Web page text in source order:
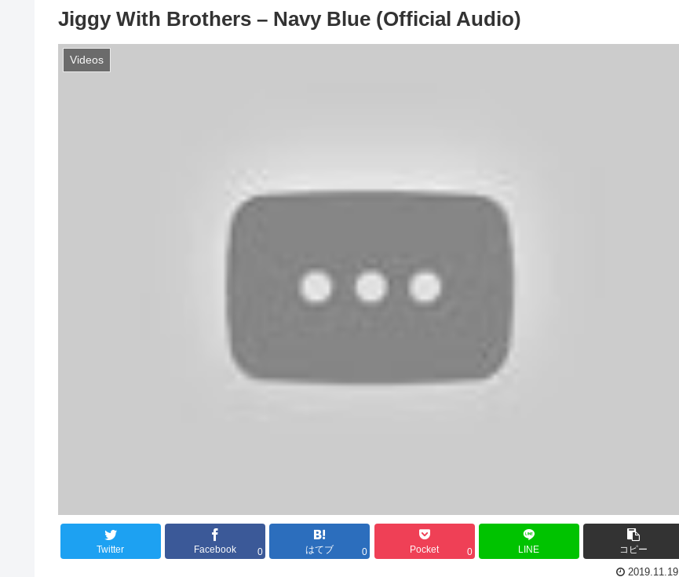
Jiggy With Brothers – Navy Blue (Official Audio)
Videos
Twitter Facebook 0 はてブ 0 Pocket 0 LINE コピー
2019.11.19